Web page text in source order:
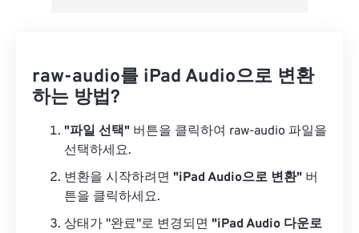
raw-audio를 iPad Audio으로 변환
하는 방법?
"파일 선택" 버튼을 클릭하여 raw-audio 파일을
선택하세요.
변환을 시작하려면 "iPad Audio으로 변환" 버
튼을 클릭하세요.
상태가 "완료"로 변경되면 "iPad Audio 다운로